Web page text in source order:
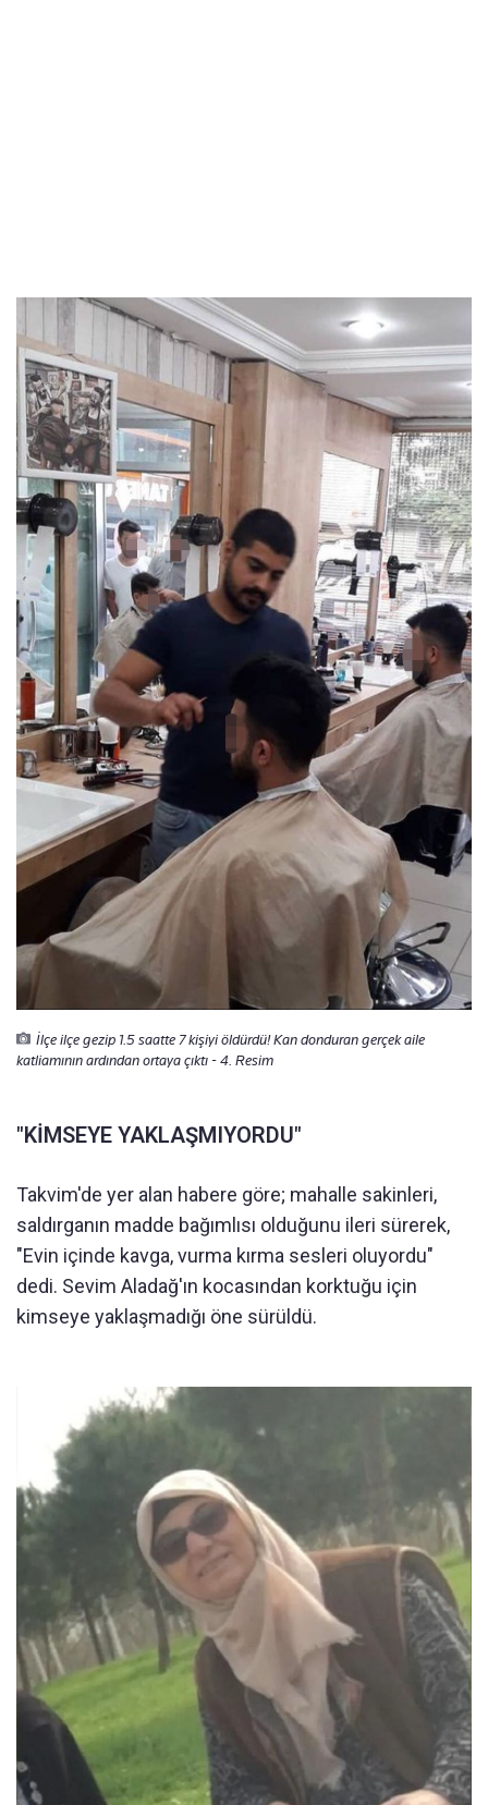
İlçe ilçe gezip 1.5 saatte 7 kişiyi öldürdü! Kan donduran gerçek aile
katliamının ardından ortaya çıktı - 4. Resim
"KİMSEYE YAKLAŞMIYORDU"
Takvim'de yer alan habere göre; mahalle sakinleri,
saldırganın madde bağımlısı olduğunu ileri sürerek,
"Evin içinde kavga, vurma kırma sesleri oluyordu"
dedi. Sevim Aladağ'ın kocasından korktuğu için
kimseye yaklaşmadığı öne sürüldü.